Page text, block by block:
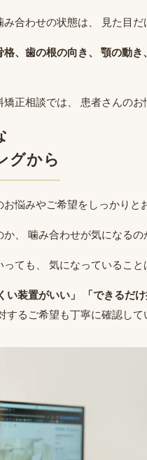
合わせの状態は、 見た目
、歯の根の向き、 顎の動
正相談では、 患者さんの
グから
悩みやご希望をしっかりと
、 噛み合わせが気になる
ても、 気になっていること
い装置がいい」 「できるだ
するご希望も丁寧に確認して